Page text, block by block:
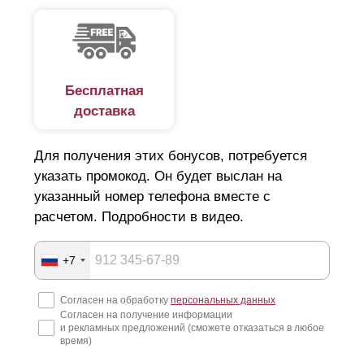
произвести стальные столбы самостоятельно. Мы
проведем комплекс работ по антикоррозийной
последующим установить готовый к эксплуатации
Бесплатная
доставка
Для получения этих бонусов, потребуется
указать промокод. Он будет выслан на
указанный номер телефона вместе с
расчетом. Подробности в видео.
+7
Согласен на обработку персональных данных
Согласен на получение информации
и рекламных предложений (сможете отказаться в любое
время)